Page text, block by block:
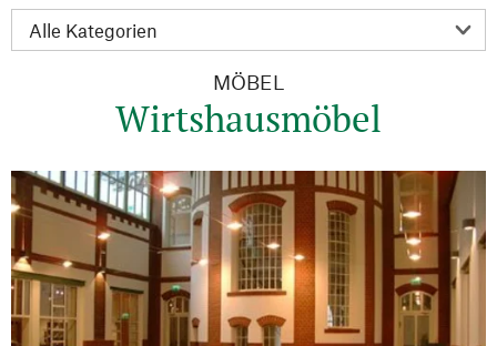
MÖBEL
Wirtshausmöbel